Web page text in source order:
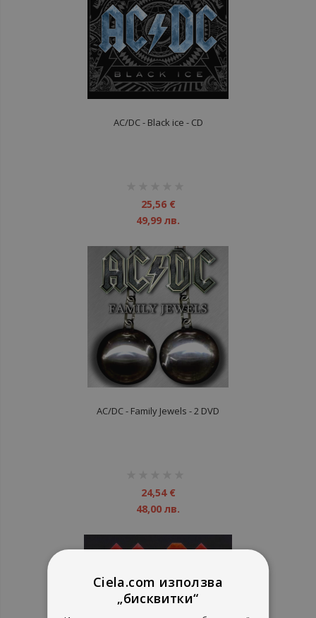
AC/DC - Black ice - CD
25,56 €
49,99 лв.
AC/DC - Family Jewels - 2 DVD
24,54 €
48,00 лв.
Ciela.com използва
„бисквитки“